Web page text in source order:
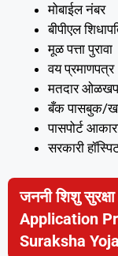
मोबाईल नंबर
बीपीएल
मूळ पत्ता पुरावा
वय प्रमाणपत्र
मतदार
बँक पासबुक/
पासपोर्ट
सरकारी
जननी शिशु
Application
Suraksha